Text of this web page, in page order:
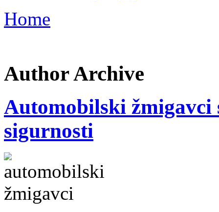
Home
Author Archive
Automobilski žmigavci
sigurnosti